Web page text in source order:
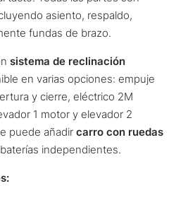
asiento, respaldo,
fundas de brazo.
sistema de reclinación
en varias opciones: empuje
y cierre, eléctrico 2M
1 motor y elevador 2
puede añadir carro con ruedas
independientes.